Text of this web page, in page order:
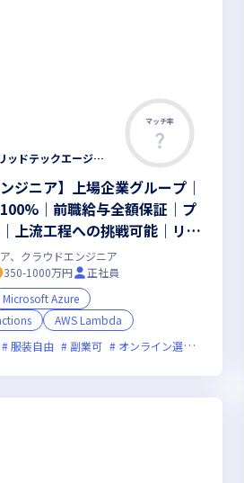
未満 実務未経験歓迎 女性エンジニアが活
マッチ率
株式会社ハイブリッドテックエージェント
ジニア】上場企業グループ｜
｜前職給与全額保証｜プ
上流工程への挑戦可能｜リモ
｜キャリアアップ支援｜平均
｜カジュアル面談OK
、クラウドエンジニア
350-1000万円
正社員
Microsoft Azure
AWS Lambda
服装自由 副業可 オンライン選考可 新